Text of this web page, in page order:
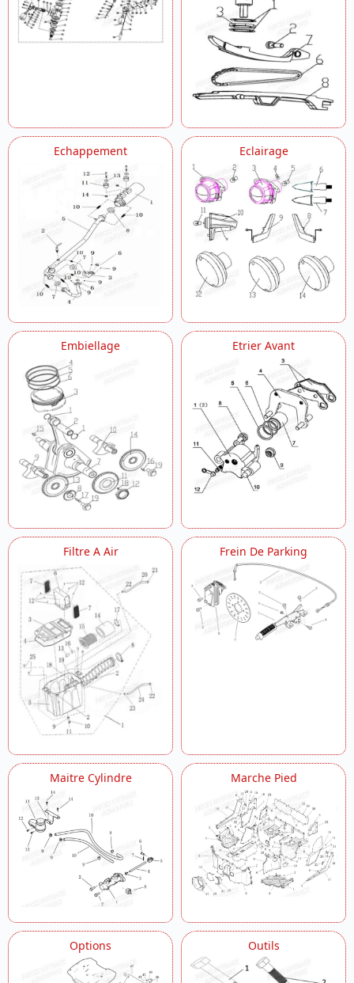
Echappement Eclairage
Embiellage Etrier Avant
Filtre A Air Frein De Parking
Maitre Cylindre Marche Pied
Options Outils